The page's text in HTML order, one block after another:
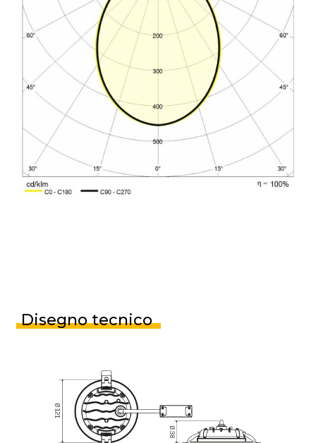
Disegno tecnico